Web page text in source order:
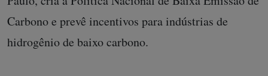
Carbono e prevê incentivos para indústrias de
hidrogênio de baixo carbono.